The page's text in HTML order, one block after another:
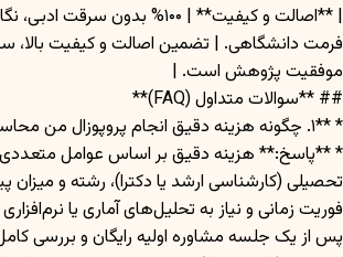
| **اصالت و کیفیت** | ۱۰۰% بدون
فرمت دانشگاهی. | تضمین اصالت و کیفیت بالا،
موفقیت پژوهش است. |
## **سوالات متداول (FAQ)**
* **۱. چگونه هزینه دقیق انجام پروپوزال من محاسبه می‌شود؟**
* **پاسخ:** هزینه دقیق بر اساس عوامل
تحصیلی (کارشناسی ارشد یا دکترا)، رشته و
فوریت زمانی و نیاز به تحلیل‌های آماری یا
پس از یک جلسه مشاوره اولیه رایگان و بررسی